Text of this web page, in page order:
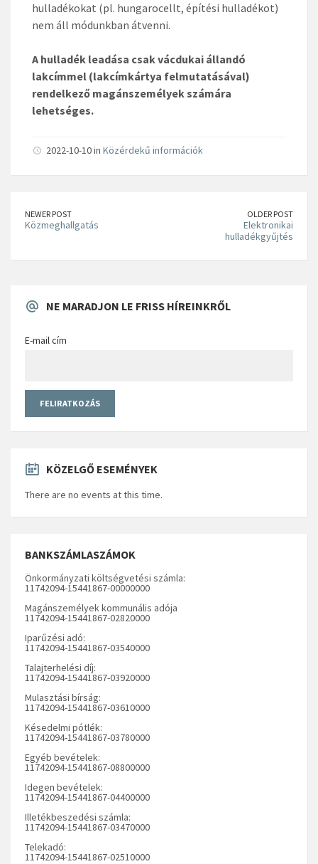
hulladékokat (pl. hungarocellt, építési hulladékot)
nem áll módunkban átvenni.
A hulladék leadása csak vácdukai állandó
lakcímmel (lakcímkártya felmutatásával)
rendelkező magánszemélyek számára
lehetséges.
2022-10-10 in Közérdekű információk
NEWER POST
Közmeghallgatás
OLDER POST
Elektronikai
hulladékgyűjtés
NE MARADJON LE FRISS HÍREINKRŐL
E-mail cím
KÖZELGŐ ESEMÉNYEK
There are no events at this time.
BANKSZÁMLASZÁMOK
Önkormányzati költségvetési számla:
11742094-15441867-00000000
Magánszemélyek kommunális adója
11742094-15441867-02820000
Iparűzési adó:
11742094-15441867-03540000
Talajterhelési díj:
11742094-15441867-03920000
Mulasztási bírság:
11742094-15441867-03610000
Késedelmi pótlék:
11742094-15441867-03780000
Egyéb bevételek:
11742094-15441867-08800000
Idegen bevételek:
11742094-15441867-04400000
Illetékbeszedési számla:
11742094-15441867-03470000
Telekadó:
11742094-15441867-02510000